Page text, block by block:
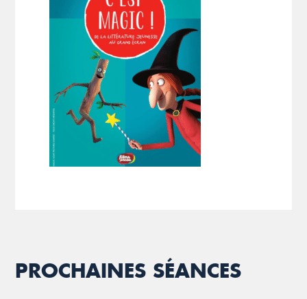
PROCHAINES SÉANCES